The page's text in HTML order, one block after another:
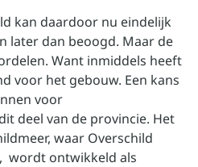
kan daardoor nu eindelijk
later dan beoogd. Maar de
Want inmiddels heeft
voor het gebouw. Een kans
voor
deel van de provincie. Het
waar Overschild
wordt ontwikkeld als